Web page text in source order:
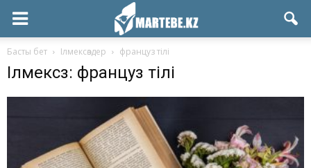
Басты бет Ілмексөздер француз тілі
Ілмексөз: француз тілі